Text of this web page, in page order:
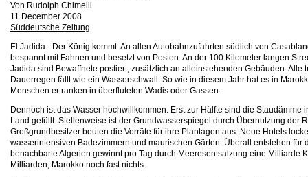
Von Rudolph Chimelli
11 December 2008
Süddeutsche Zeitung
El Jadida - Der König kommt. An allen Autobahnzufahrten südlich von
bespannt mit Fahnen und besetzt von Posten. An der 100 Kilometer langen
Jadida sind Bewaffnete postiert, zusätzlich an alleinstehenden Gebäuden. Alle
Dauerregen fällt wie ein Wasserschwall. So wie in diesem Jahr hat es in
Menschen ertranken in überfluteten Wadis oder Gassen.
Dennoch ist das Wasser hochwillkommen. Erst zur Hälfte sind die
Land gefüllt. Stellenweise ist der Grundwasserspiegel durch Übernutzung der
Großgrundbesitzer beuten die Vorräte für ihre Plantagen aus. Neue Hotels
wasserintensiven Badezimmern und maurischen Gärten. Überall entstehen für
benachbarte Algerien gewinnt pro Tag durch Meeresentsalzung eine Milliarde
Milliarden, Marokko noch fast nichts.